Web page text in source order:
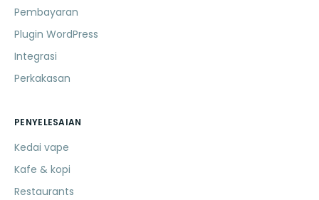
Pembayaran
Plugin WordPress
Integrasi
Perkakasan
PENYELESAIAN
Kedai vape
Kafe & kopi
Restaurants